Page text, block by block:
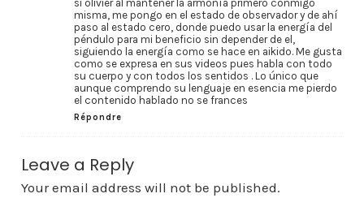
si olivier al mantener la armonía primero conmigo
misma, me pongo en el estado de observador y de ahí
paso al estado cero, donde puedo usar la energía del
péndulo para mi beneficio sin depender de el,
siguiendo la energía como se hace en aikido. Me gusta
como se expresa en sus videos pues habla con todo
su cuerpo y con todos los sentidos . Lo único que
aunque comprendo su lenguaje en esencia me pierdo
el contenido hablado no se frances
Répondre
Leave a Reply
Your email address will not be published.